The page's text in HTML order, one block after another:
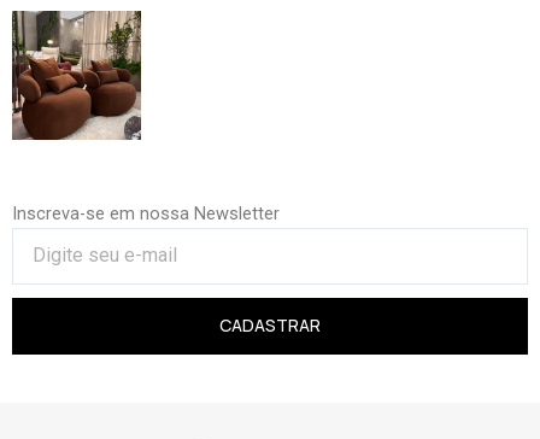
Inscreva-se em nossa Newsletter
CADASTRAR